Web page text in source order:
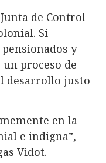
de Control
Si
y
proceso de
desarrollo justo
en la
e indigna”,
Vidot.